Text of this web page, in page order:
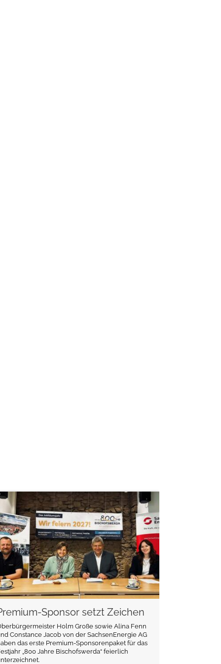
Sponsor setzt Zeichen
Holm Große sowie Alina Fenn
Constance Jacob von der SachsenEnergie AG
das erste Premium-Sponsorenpaket für das
„800 Jahre Bischofswerda“ feierlich
weiterlesen